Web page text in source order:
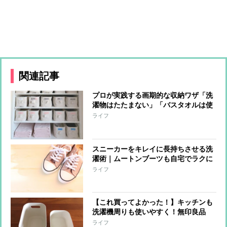
関連記事
プロが実践する画期的な収納ワザ「洗
濯物はたたまない」「バスタオルは使
わない」
ライフ
スニーカーをキレイに長持ちさせる洗
濯術｜ムートンブーツも自宅でラクに
洗える！
ライフ
【これ買ってよかった！】キッチンも
洗濯機周りも使いやすく！無印良品
「ポリエチレンケース」の人気の秘密
ライフ